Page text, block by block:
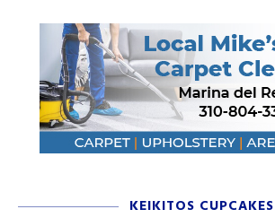
KEIKITOS CUPCAKES